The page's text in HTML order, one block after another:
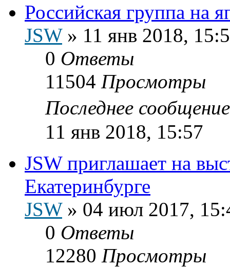
Российская группа на
JSW» 11 янв 2018,
0 Ответы
11504 Просмотры
Последнее
11 янв 2018, 15:57
JSW приглашает на
Екатеринбурге
JSW» 04 июл 2017,
0 Ответы
12280 Просмотры